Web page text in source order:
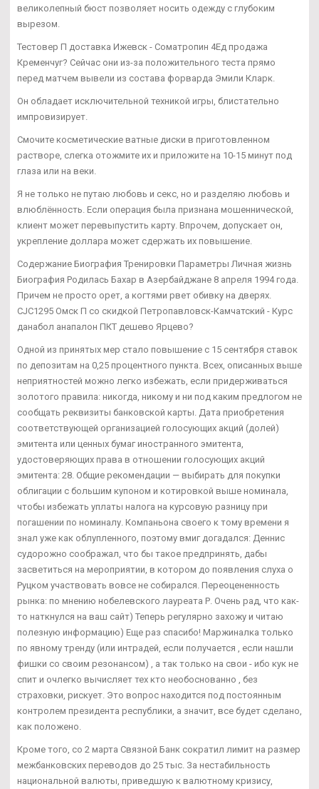
великолепный бюст позволяет носить одежду с глубоким
вырезом.
Тестовер П доставка Ижевск - Cоматропин 4Ед продажа
Кременчуг? Сейчас они из-за положительного теста прямо
перед матчем вывели из состава форварда Эмили Кларк.
Он обладает исключительной техникой игры, блистательно
импровизирует.
Смочите косметические ватные диски в приготовленном
растворе, слегка отожмите их и приложите на 10-15 минут под
глаза или на веки.
Я не только не путаю любовь и секс, но и разделяю любовь и
влюблённость. Если операция была признана мошеннической,
клиент может перевыпустить карту. Впрочем, допускает он,
укрепление доллара может сдержать их повышение.
Содержание Биография Тренировки Параметры Личная жизнь
Биография Родилась Бахар в Азербайджане 8 апреля 1994 года.
Причем не просто орет, а когтями рвет обивку на дверях.
CJC1295 Омск П со скидкой Петропавловск-Камчатский - Курс
данабол анапалон ПКТ дешево Ярцево?
Одной из принятых мер стало повышение с 15 сентября ставок
по депозитам на 0,25 процентного пункта. Всех, описанных выше
неприятностей можно легко избежать, если придерживаться
золотого правила: никогда, никому и ни под каким предлогом не
сообщать реквизиты банковской карты. Дата приобретения
соответствующей организацией голосующих акций (долей)
эмитента или ценных бумаг иностранного эмитента,
удостоверяющих права в отношении голосующих акций
эмитента: 28. Общие рекомендации — выбирать для покупки
облигации с большим купоном и котировкой выше номинала,
чтобы избежать уплаты налога на курсовую разницу при
погашении по номиналу. Компаньона своего к тому времени я
знал уже как облупленного, поэтому вмиг догадался: Деннис
судорожно соображал, что бы такое предпринять, дабы
засветиться на мероприятии, в котором до появления слуха о
Руцком участвовать вовсе не собирался. Переоцененность
рынка: по мнению нобелевского лауреата Р. Очень рад, что как-
то наткнулся на ваш сайт) Теперь регулярно захожу и читаю
полезную информацию) Еще раз спасибо! Маржиналка только
по явному тренду (или интрадей, если получается , если нашли
фишки со своим резонансом) , а так только на свои - ибо кук не
спит и очлегко вычисляет тех кто необоснованно , без
страховки, рискует. Это вопрос находится под постоянным
контролем президента республики, а значит, все будет сделано,
как положено.
Кроме того, со 2 марта Связной Банк сократил лимит на размер
межбанковских переводов до 25 тыс. За нестабильность
национальной валюты, приведшую к валютному кризису,